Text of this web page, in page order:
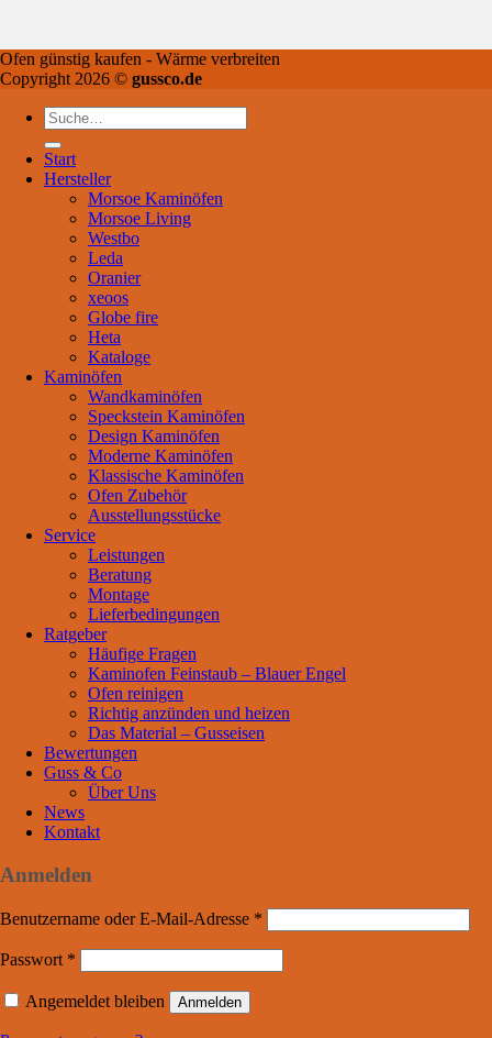
Ofen günstig kaufen - Wärme verbreiten
Copyright 2026 © gussco.de
Suche
nach:
Start
Hersteller
Morsoe Kaminöfen
Morsoe Living
Westbo
Leda
Oranier
xeoos
Globe fire
Heta
Kataloge
Kaminöfen
Wandkaminöfen
Speckstein Kaminöfen
Design Kaminöfen
Moderne Kaminöfen
Klassische Kaminöfen
Ofen Zubehör
Ausstellungsstücke
Service
Leistungen
Beratung
Montage
Lieferbedingungen
Ratgeber
Häufige Fragen
Kaminofen Feinstaub – Blauer Engel
Ofen reinigen
Richtig anzünden und heizen
Das Material – Gusseisen
Bewertungen
Guss & Co
Über Uns
News
Kontakt
Anmelden
Benutzername oder E-Mail-Adresse *
Passwort *
Angemeldet bleiben Anmelden